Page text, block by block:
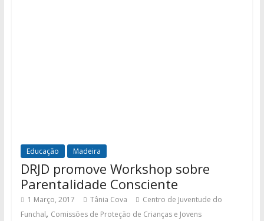
Educação Madeira
DRJD promove Workshop sobre
Parentalidade Consciente
1 Março, 2017 Tânia Cova
Centro de Juventude do
Funchal, Comissões de Proteção de Crianças e Jovens